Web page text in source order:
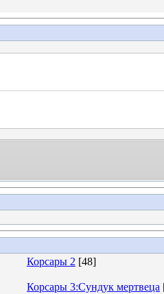
Корсары 2 [48]
Корсары 3:Сундук мертвеца